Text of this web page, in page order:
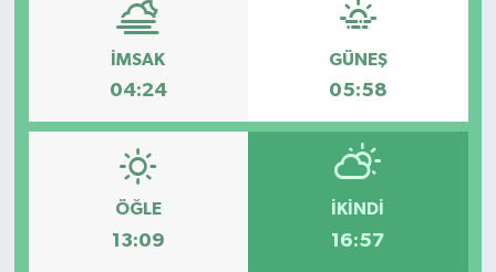
İMSAK
04:24
GÜNEŞ
05:58
ÖĞLE
13:09
İKINDI
16:57
Bi̇li̇m & Teknoloji̇
Dünya
Eği̇ti̇m